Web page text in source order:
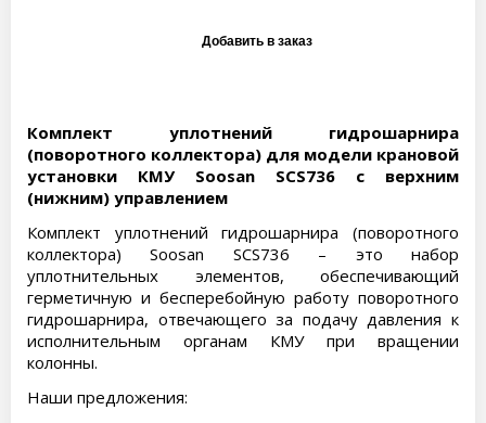
Комплект уплотнений гидрошарнира
(поворотного коллектора) для модели крановой
установки КМУ Soosan SCS736 с верхним
(нижним) управлением
Комплект уплотнений гидрошарнира (поворотного
коллектора) Soosan SCS736 – это набор
уплотнительных элементов, обеспечивающий
герметичную и бесперебойную работу поворотного
гидрошарнира, отвечающего за подачу давления к
исполнительным органам КМУ при вращении
колонны.
Наши предложения: